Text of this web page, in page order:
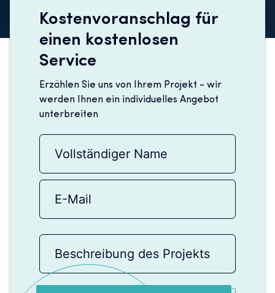
Kostenvoranschlag für
einen kostenlosen
Service
Erzählen Sie uns von Ihrem Projekt - wir
werden Ihnen ein individuelles Angebot
unterbreiten